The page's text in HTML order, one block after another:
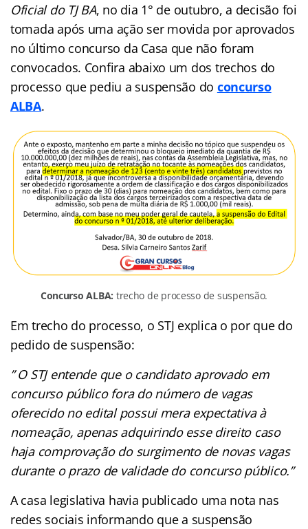
Oficial do TJ BA, no dia 1° de outubro, a decisão foi
tomada após uma ação ser movida por aprovados
no último concurso da Casa que não foram
convocados. Confira abaixo um dos trechos do
processo que pediu a suspensão do concurso
ALBA.
Concurso ALBA: trecho de processo de suspensão.
Em trecho do processo, o STJ explica o por que do
pedido de suspensão:
” O STJ entende que o candidato aprovado em
concurso público fora do número de vagas
oferecido no edital possui mera expectativa à
nomeação, apenas adquirindo esse direito caso
haja comprovação do surgimento de novas vagas
durante o prazo de validade do concurso público.”
A casa legislativa havia publicado uma nota nas
redes sociais informando que a suspensão